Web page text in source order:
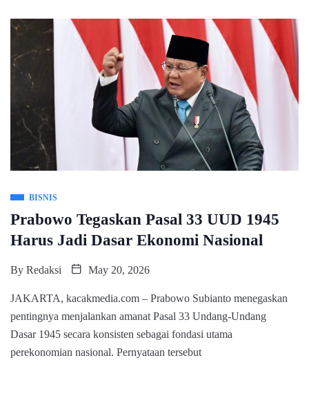
BISNIS
Prabowo Tegaskan Pasal 33 UUD 1945
Harus Jadi Dasar Ekonomi Nasional
By Redaksi May 20, 2026
JAKARTA, kacakmedia.com – Prabowo Subianto menegaskan
pentingnya menjalankan amanat Pasal 33 Undang-Undang
Dasar 1945 secara konsisten sebagai fondasi utama
perekonomian nasional. Pernyataan tersebut